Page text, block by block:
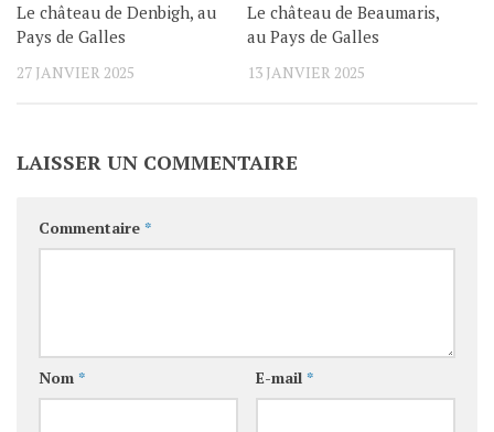
Le château de Denbigh, au
Pays de Galles
27 JANVIER 2025
Le château de Beaumaris,
au Pays de Galles
13 JANVIER 2025
LAISSER UN COMMENTAIRE
Commentaire *
Nom * E-mail *